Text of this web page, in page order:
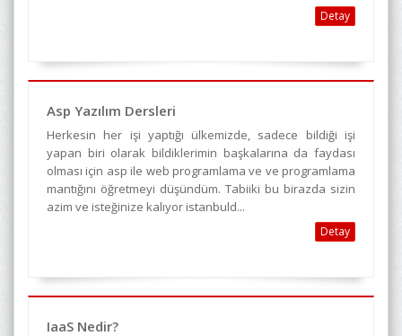
Detay
Asp Yazılım Dersleri
Herkesin her işi yaptığı ülkemizde, sadece bildiği işi
yapan biri olarak bildiklerimin başkalarına da faydası
olması için asp ile web programlama ve ve programlama
mantığını öğretmeyi düşündüm. Tabiiki bu birazda sizin
azim ve isteğinize kalıyor istanbuld...
Detay
IaaS Nedir?